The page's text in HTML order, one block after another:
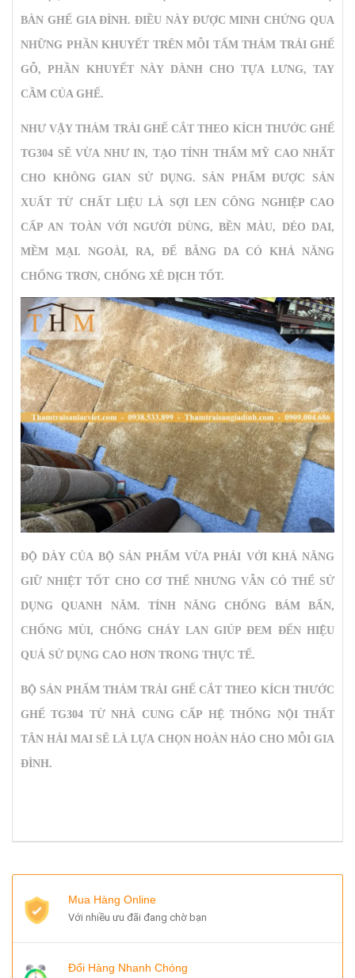
BÀN GHẾ GIA ĐÌNH. ĐIỀU NÀY ĐƯỢC MINH CHỨNG QUA
NHỮNG PHẦN KHUYẾT TRÊN MỖI TẤM THẢM TRẢI GHẾ
GỖ, PHẦN KHUYẾT NÀY DÀNH CHO TỰA LƯNG, TAY
CẦM CỦA GHẾ.
NHƯ VẬYTHẢM TRẢI GHẾ CẮT THEO KÍCH THƯỚC GHẾ
TG304 SẼ VỪA NHƯ IN, TẠO TÍNH THẨM MỸ CAO NHẤT
CHO KHÔNG GIAN SỬ DỤNG. SẢN PHẨM ĐƯỢC SẢN
XUẤT TỪ CHẤT LIỆU LÀ SỢI LEN CÔNG NGHIỆP CAO
CẤP AN TOÀN VỚI NGƯỜI DÙNG, BỀN MÀU, DẺO DAI,
MỀM MẠI. NGOÀI, RA, ĐẾ BẰNG DA CÓ KHẢ NĂNG
CHỐNG TRƠN, CHỐNG XÊ DỊCH TỐT.
ĐỘ DÀY CỦA BỘ SẢN PHẨM VỪA PHẢI VỚI KHẢ NĂNG
GIỮ NHIỆT TỐT CHO CƠ THỂ NHƯNG VẪN CÓ THỂ SỬ
DỤNG QUANH NĂM. TÍNH NĂNG CHỐNG BÁM BẨN,
CHỐNG MÙI, CHỐNG CHÁY LAN GIÚP ĐEM ĐẾN HIỆU
QUẢ SỬ DỤNG CAO HƠN TRONG THỰC TẾ.
BỘ SẢN PHẨM THẢM TRẢI GHẾ CẮT THEO KÍCH THƯỚC
GHẾ TG304 TỪ NHÀ CUNG CẤP HỆ THỐNG NỘI THẤT
TÂN HẢI MAI SẼ LÀ LỰA CHỌN HOÀN HẢO CHO MỖI GIA
ĐÌNH.
Mua Hàng Online
Với nhiều ưu đãi đang chờ bạn
Đổi Hàng Nhanh Chóng